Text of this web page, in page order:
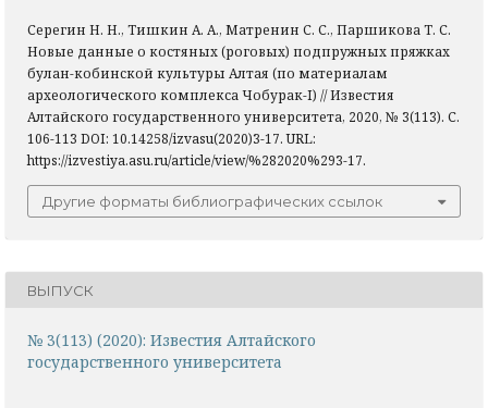
Серегин Н. Н., Тишкин А. А., Матренин С. С., Паршикова Т. С.
Новые данные о костяных (роговых) подпружных пряжках
булан-кобинской культуры Алтая (по материалам
археологического комплекса Чобурак-I) // Известия
Алтайского государственного университета, 2020, № 3(113). С.
106-113 DOI: 10.14258/izvasu(2020)3-17. URL:
https://izvestiya.asu.ru/article/view/%282020%293-17.
Другие форматы библиографических ссылок
ВЫПУСК
№ 3(113) (2020): Известия Алтайского
государственного университета